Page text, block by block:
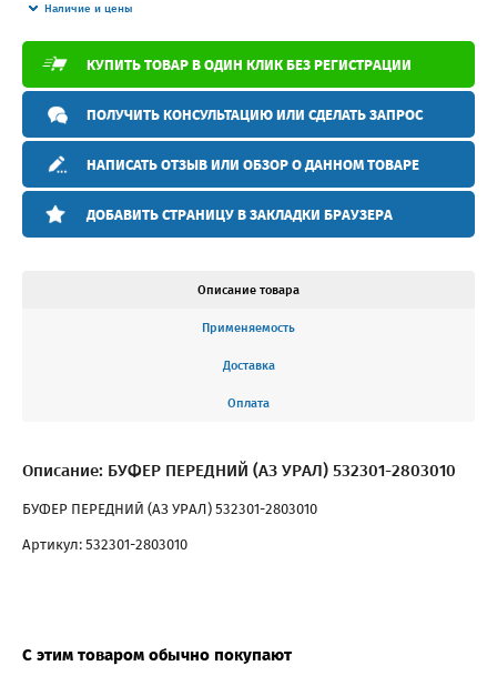
Наличие и цены
КУПИТЬ ТОВАР В ОДИН КЛИК БЕЗ РЕГИСТРАЦИИ
ПОЛУЧИТЬ КОНСУЛЬТАЦИЮ ИЛИ СДЕЛАТЬ ЗАПРОС
НАПИСАТЬ ОТЗЫВ ИЛИ ОБЗОР О ДАННОМ ТОВАРЕ
ДОБАВИТЬ СТРАНИЦУ В ЗАКЛАДКИ БРАУЗЕРА
Описание товара
Применяемость
Доставка
Оплата
Описание: БУФЕР ПЕРЕДНИЙ (АЗ УРАЛ) 532301-2803010
БУФЕР ПЕРЕДНИЙ (АЗ УРАЛ) 532301-2803010
Артикул: 532301-2803010
С этим товаром обычно покупают